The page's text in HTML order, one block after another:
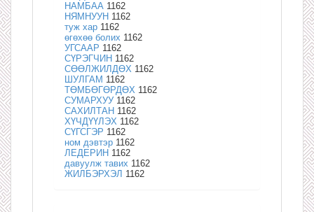
НАМБАА 1162
НЯМНУУН 1162
туж хар 1162
өгөхөө болих 1162
УГСААР 1162
СҮРЭГЧИН 1162
СӨӨЛЖИЛДӨХ 1162
ШУЛГАМ 1162
ТӨМБӨГӨРДӨХ 1162
СУМАРХУУ 1162
САХИЛТАН 1162
ХҮЧДҮҮЛЭХ 1162
СҮГСГЭР 1162
ном дэвтэр 1162
ЛЕДЕРИН 1162
давуулж тавих 1162
ЖИЛБЭРХЭЛ 1162